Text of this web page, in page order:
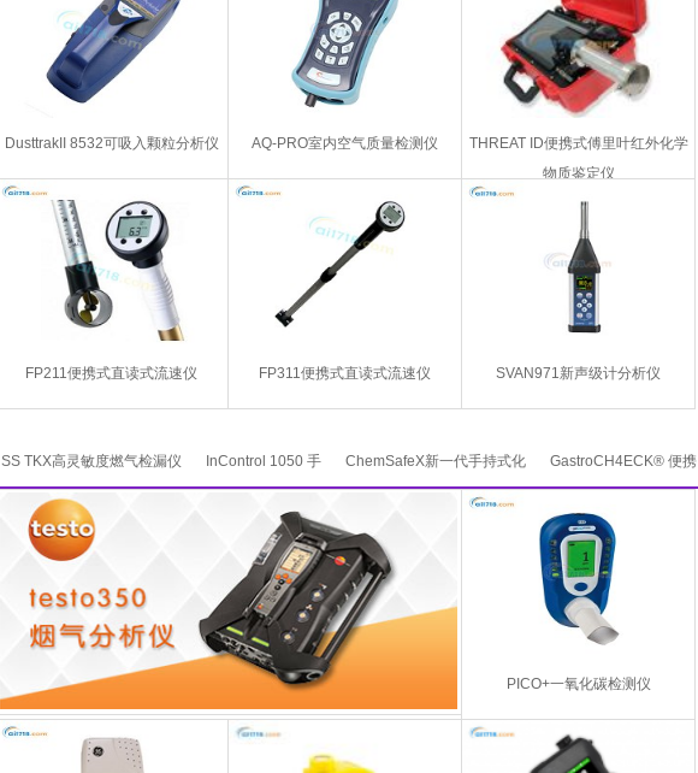
DusttrakII 8532可吸入颗粒分析仪 AQ-PRO室内空气质量检测仪
THREAT ID便携式傅里叶红外化学
物质鉴定仪
FP211便携式直读式流速仪 FP311便携式直读式流速仪 SVAN971新声级计分析仪
GastroCH4ECK® 便携
ChemSafeX新一代手持式化
InControl 1050 手
SS TKX高灵敏度燃气检漏仪
PICO+一氧化碳检测仪